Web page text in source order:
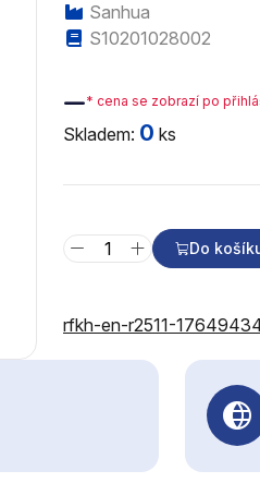
Sanhua
S10201028002
—* cena se zobrazí po
Skladem: 0 ks
Do
rfkh-en-r2511-